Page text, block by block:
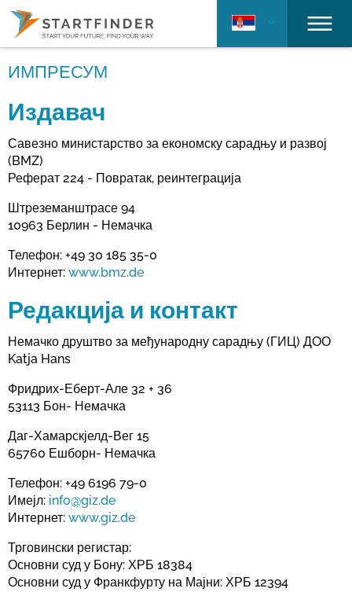
ИМПРЕСУМ
Издавач
Савезно министарство за економску сарадњу и развој
(BMZ)
Реферат 224 - Повратак, реинтеграција
Штреземанштрасе 94
10963 Берлин - Немачка
Телефон: +49 30 185 35-0
Интернет: www.bmz.de
Редакција и контакт
Немачко друштво за међународну сарадњу (ГИЦ) ДОО
Katja Hans
Фридрих-Еберт-Але 32 + 36
53113 Бон- Немачка
Даг-Хамарскјелд-Вег 15
65760 Ешборн- Немачка
Телефон: +49 6196 79-0
Имејл: info@giz.de
Интернет: www.giz.de
Трговински регистар:
Основни суд у Бону: ХРБ 18384
Основни суд у Франкфурту на Мајни: ХРБ 12394